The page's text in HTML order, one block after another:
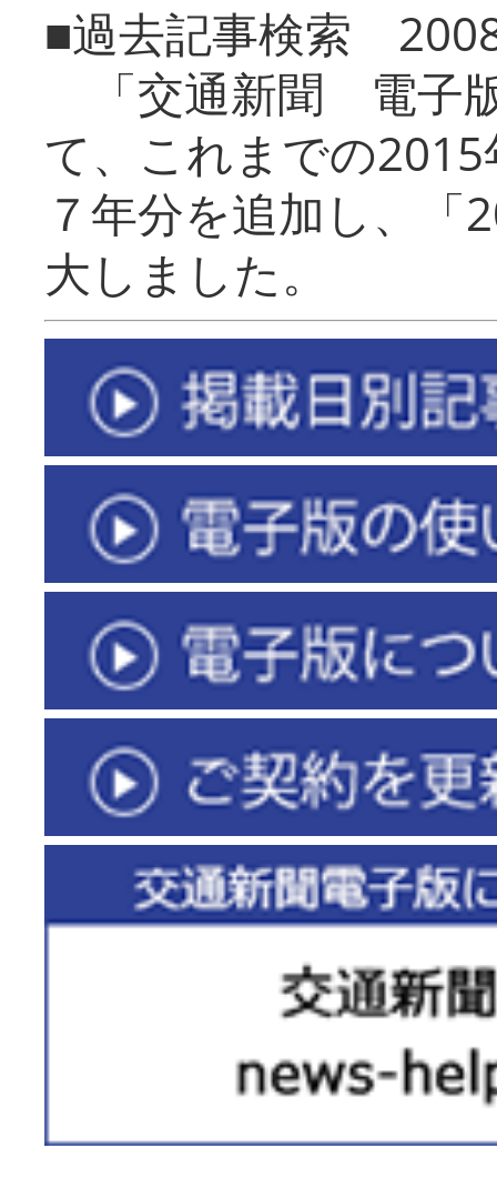
■過去記事検索
「交通新聞 電子
て、これまでの
７年分を追加し、「
大しまし